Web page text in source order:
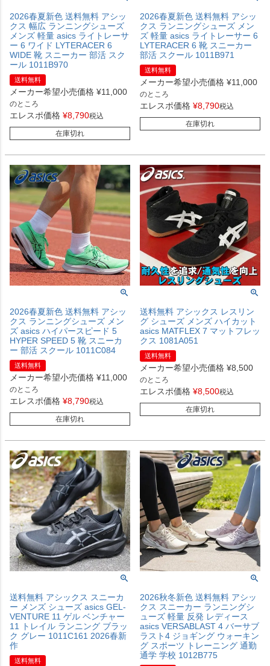
2026春夏新色 送料無料 アシッ
クス 幅広 ランニングシューズ
メンズ 軽量 asics ライトレーサ
ー 6 ワイド LYTERACER 6
WIDE 靴 スニーカー 部活 スク
ール 1011B970
送料無料
メーカー希望小売価格 ¥11,000
のところ
エレスポ価格 ¥8,790税込
在庫切れ
2026春夏新色 送料無料 アシッ
クス ランニングシューズ メン
ズ 軽量 asics ライトレーサー 6
LYTERACER 6 靴 スニーカー
部活 スクール 1011B971
送料無料
メーカー希望小売価格 ¥11,000
のところ
エレスポ価格 ¥8,790税込
在庫切れ
2026春夏新色 送料無料 アシッ
クス ランニングシューズ メン
ズ asics ハイパースピード 5
HYPER SPEED 5 靴 スニーカ
ー 部活 スクール 1011C084
送料無料
メーカー希望小売価格 ¥11,000
のところ
エレスポ価格 ¥8,790税込
在庫切れ
送料無料 アシックス レスリン
グ シューズ メンズ ハイカット
asics MATFLEX 7 マットフレッ
クス 1081A051
送料無料
メーカー希望小売価格 ¥8,500
のところ
エレスポ価格 ¥8,500税込
在庫切れ
送料無料 アシックス スニーカ
ー メンズ シューズ asics GEL-
VENTURE 11 ゲル ベンチャー
11 トレイル ランニング ブラッ
ク グレー 1011C161 2026春新
作
送料無料
2026秋冬新色 送料無料 アシッ
クス スニーカー ランニングシ
ューズ 軽量 反発 レディース
asics VERSABLAST 4 バーサブ
ラスト4 ジョギング ウォーキン
グ スポーツ トレーニング 通勤
通学 学校 1012B775